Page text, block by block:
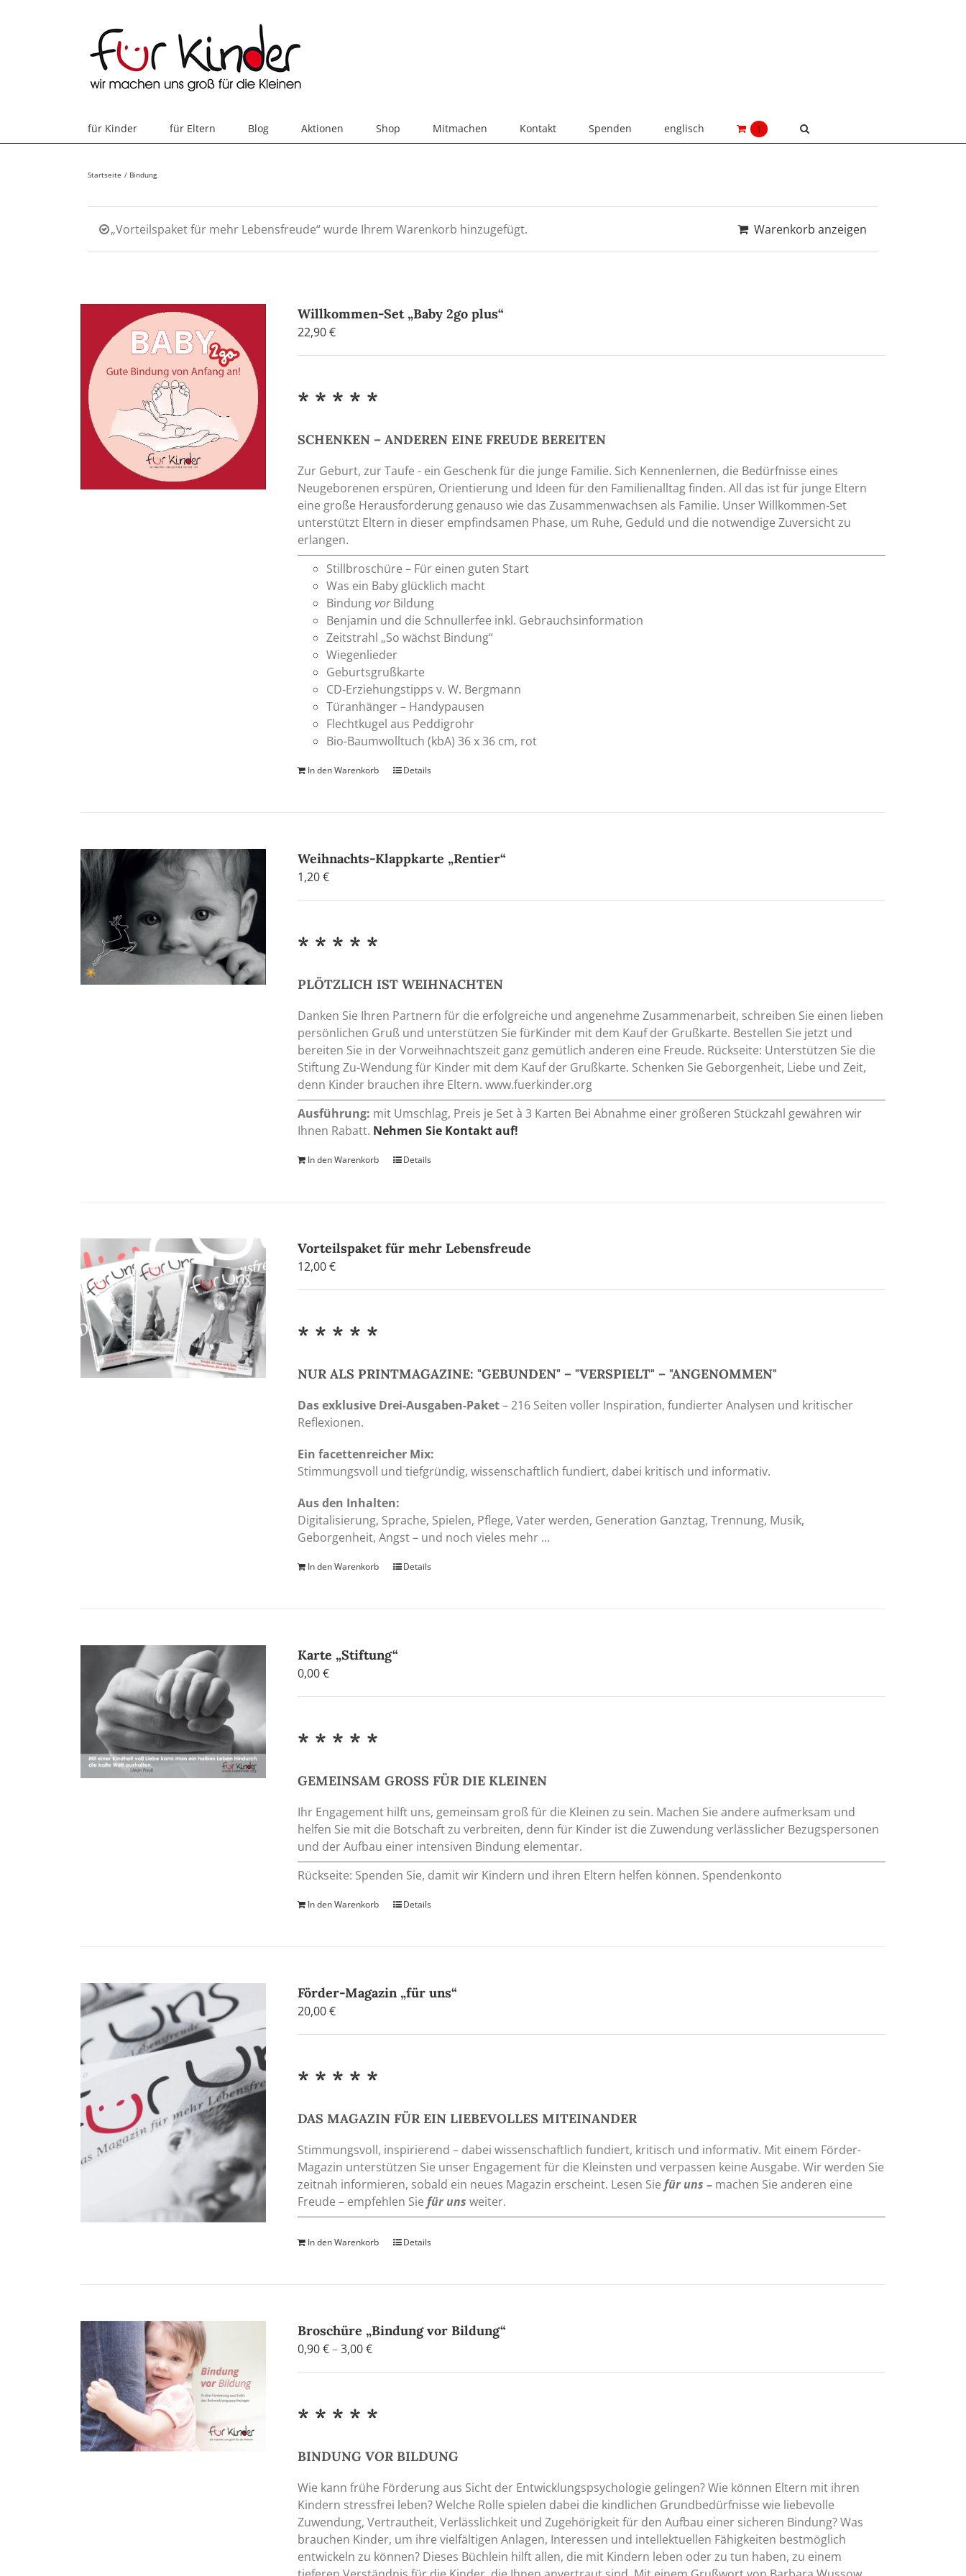
für Kinder für Eltern Blog Aktionen Shop Mitmachen Kontakt Spenden englisch 1
Startseite Bindung
„Vorteilspaket für mehr Lebensfreude“ wurde Ihrem Warenkorb hinzugefügt. Warenkorb anzeigen
Willkommen-Set „Baby 2go plus“
22,90€
* * * * *
SCHENKEN – ANDEREN EINE FREUDE BEREITEN
Zur Geburt, zur Taufe - ein Geschenk für die junge Familie. Sich Kennenlernen, die Bedürfnisse eines
Neugeborenen erspüren, Orientierung und Ideen für den Familienalltag finden. All das ist für junge Eltern
eine große Herausforderung genauso wie das Zusammenwachsen als Familie. Unser Willkommen-Set
unterstützt Eltern in dieser empfindsamen Phase, um Ruhe, Geduld und die notwendige Zuversicht zu
erlangen.
Stillbroschüre – Für einen guten Start
Was ein Baby glücklich macht
BindungvorBildung
Benjamin und die Schnullerfee inkl. Gebrauchsinformation
Zeitstrahl „So wächst Bindung“
Wiegenlieder
Geburtsgrußkarte
CD-Erziehungstipps v. W. Bergmann
Türanhänger – Handypausen
Flechtkugel aus Peddigrohr
Bio-Baumwolltuch (kbA) 36 x 36 cm, rot
In den Warenkorb Details
Weihnachts-Klappkarte „Rentier“
1,20€
* * * * *
PLÖTZLICH IST WEIHNACHTEN
Danken Sie Ihren Partnern für die erfolgreiche und angenehme Zusammenarbeit, schreiben Sie einen lieben
persönlichen Gruß und unterstützen Sie fürKinder mit dem Kauf der Grußkarte. Bestellen Sie jetzt und
bereiten Sie in der Vorweihnachtszeit ganz gemütlich anderen eine Freude. Rückseite: Unterstützen Sie die
Stiftung Zu-Wendung für Kinder mit dem Kauf der Grußkarte. Schenken Sie Geborgenheit, Liebe und Zeit,
denn Kinder brauchen ihre Eltern. www.fuerkinder.org
Ausführung: mit Umschlag, Preis je Set à 3 Karten Bei Abnahme einer größeren Stückzahl gewähren wir
Ihnen Rabatt. Nehmen Sie Kontakt auf!
In den Warenkorb Details
Vorteilspaket für mehr Lebensfreude
12,00€
* * * * *
NUR ALS PRINTMAGAZINE: "GEBUNDEN" – "VERSPIELT" – "ANGENOMMEN"
Das exklusive Drei-Ausgaben-Paket– 216 Seiten voller Inspiration, fundierter Analysen und kritischer
Reflexionen.
Ein facettenreicher Mix:
Stimmungsvoll und tiefgründig, wissenschaftlich fundiert, dabei kritisch und informativ.
Aus den Inhalten:
Digitalisierung, Sprache, Spielen, Pflege, Vater werden, Generation Ganztag, Trennung, Musik,
Geborgenheit, Angst – und noch vieles mehr …
In den Warenkorb Details
Karte „Stiftung“
0,00€
* * * * *
GEMEINSAM GROSS FÜR DIE KLEINEN
Ihr Engagement hilft uns, gemeinsam groß für die Kleinen zu sein. Machen Sie andere aufmerksam und
helfen Sie mit die Botschaft zu verbreiten, denn für Kinder ist die Zuwendung verlässlicher Bezugspersonen
und der Aufbau einer intensiven Bindung elementar.
Rückseite: Spenden Sie, damit wir Kindern und ihren Eltern helfen können. Spendenkonto
In den Warenkorb Details
Förder-Magazin „für uns“
20,00€
* * * * *
DAS MAGAZIN FÜR EIN LIEBEVOLLES MITEINANDER
Stimmungsvoll, inspirierend – dabei wissenschaftlich fundiert, kritisch und informativ. Mit einem Förder-
Magazin unterstützen Sie unser Engagement für die Kleinsten und verpassen keine Ausgabe. Wir werden Sie
zeitnah informieren, sobald ein neues Magazin erscheint. Lesen Siefür uns– machen Sie anderen eine
Freude – empfehlen Siefür uns weiter.
In den Warenkorb Details
Broschüre „Bindung vor Bildung“
0,90€–3,00€Preisspanne:
* * * * *
BINDUNGVOR BILDUNG
Wie kann frühe Förderung aus Sicht der Entwicklungspsychologie gelingen? Wie können Eltern mit ihren
Kindern stressfrei leben? Welche Rolle spielen dabei die kindlichen Grundbedürfnisse wie liebevolle
Zuwendung, Vertrautheit, Verlässlichkeit und Zugehörigkeit für den Aufbau einer sicheren Bindung? Was
brauchen Kinder, um ihre vielfältigen Anlagen, Interessen und intellektuellen Fähigkeiten bestmöglich
entwickeln zu können? Dieses Büchlein hilft allen, die mit Kindern leben oder zu tun haben, zu einem